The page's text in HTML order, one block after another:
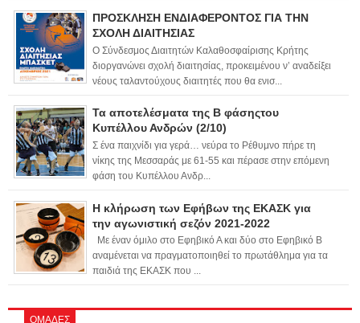
ΠΡΟΣΚΛΗΣΗ ΕΝΔΙΑΦΕΡΟΝΤΟΣ ΓΙΑ ΤΗΝ
ΣΧΟΛΗ ΔΙΑΙΤΗΣΙΑΣ
Ο Σύνδεσμος Διαιτητών Καλαθοσφαίρισης Κρήτης
διοργανώνει σχολή διαιτησίας, προκειμένου ν’ αναδείξει
νέους ταλαντούχους διαιτητές που θα ενισ...
Τα αποτελέσματα της Β φάσηςτου
Κυπέλλου Ανδρών (2/10)
Σ ένα παιχνίδι για γερά… νεύρα το Ρέθυμνο πήρε τη
νίκης της Μεσσαράς με 61-55 και πέρασε στην επόμενη
φάση του Κυπέλλου Ανδρ...
Η κλήρωση των Εφήβων της ΕΚΑΣΚ για
την αγωνιστική σεζόν 2021-2022
Με έναν όμιλο στο Εφηβικό Α και δύο στο Εφηβικό Β
αναμένεται να πραγματοποιηθεί το πρωτάθλημα για τα
παιδιά της ΕΚΑΣΚ που ...
ΟΜΑΔΕΣ